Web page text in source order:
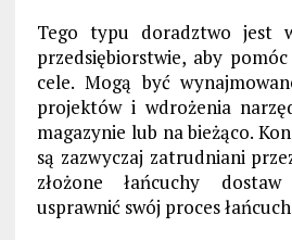
Tego typu doradztwo jest
przedsiębiorstwie, aby
cele. Mogą być
projektów i wdrożenia
magazynie lub na bieżąco.
są zazwyczaj zatrudniani
złożone łańcuchy
usprawnić swój proces